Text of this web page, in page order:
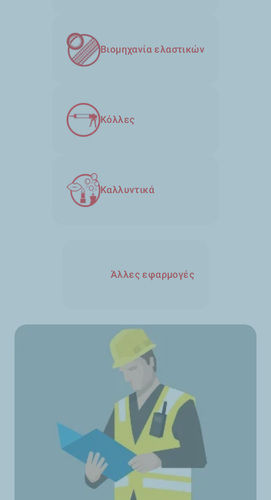
Βιομηχανία ελαστικών
Κόλλες
Καλλυντικά
Άλλες εφαρμογές